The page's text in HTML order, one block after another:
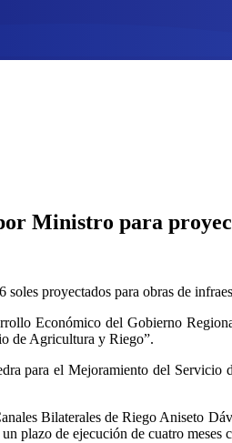
Ministro para
proyectados para obras de
Económico del Gobierno
de Agricultura y Riego”.
para el Mejoramiento del
Bilaterales de Riego Aniseto
de ejecución de cuatro meses